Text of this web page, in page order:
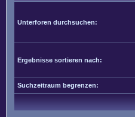
Unterforen durchsuchen:
Ergebnisse sortieren nach:
Suchzeitraum begrenzen: